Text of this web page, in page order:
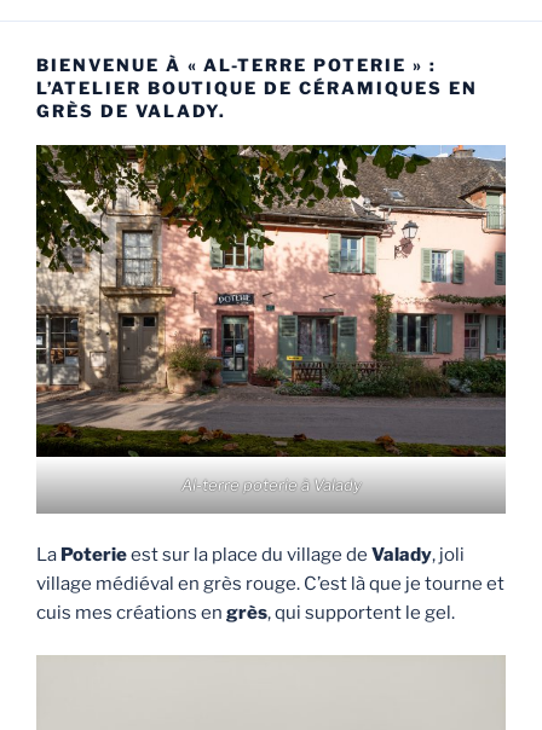
BIENVENUE À « AL-TERRE POTERIE » :
L’ATELIER BOUTIQUE DE CÉRAMIQUES EN
GRÈS DE VALADY.
Al-terre poterie à Valady
La Poterieest sur la place du village de Valady, joli
village médiéval en grès rouge. C’est là que je tourne et
cuis mes créations en grès, qui supportent le gel.